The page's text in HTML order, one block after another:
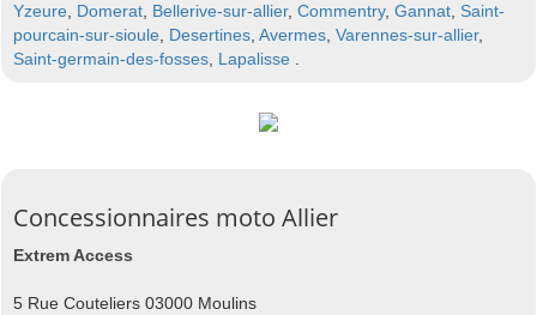
Yzeure, Domerat, Bellerive-sur-allier, Commentry, Gannat, Saint-
pourcain-sur-sioule, Desertines, Avermes, Varennes-sur-allier,
Saint-germain-des-fosses, Lapalisse .
Concessionnaires moto Allier
Extrem Access
5 Rue Couteliers 03000 Moulins